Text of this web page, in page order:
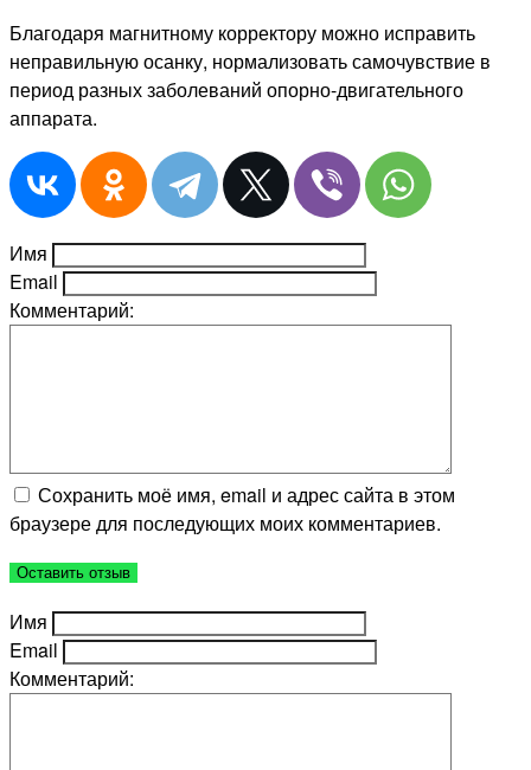
Благодаря магнитному корректору можно исправить
неправильную осанку, нормализовать самочувствие в
период разных заболеваний опорно-двигательного
аппарата.
Имя
Email
Комментарий:
Сохранить моё имя, email и адрес сайта в этом
браузере для последующих моих комментариев.
Имя
Email
Комментарий: